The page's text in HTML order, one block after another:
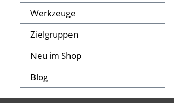
Werkzeuge
Zielgruppen
Neu im Shop
Blog